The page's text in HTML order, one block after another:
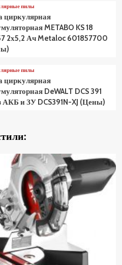
пилы
циркулярная
METABO KS 18
2х5,2 Ач Metaloc 601857700
пилы
циркулярная
DeWALT DCS 391
АКБ и ЗУ DCS391N-XJ (Цены)